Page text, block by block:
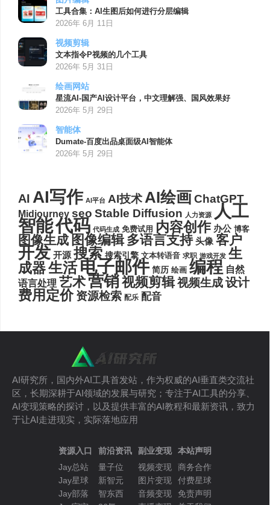
工具合集：AI生图后如何进行分层编辑
2026年 6月 11日
视频剪辑
文本指令P视频的几个工具
2026年 5月 31日
绘画网站
星流AI-国产AI设计平台，中文理解强、国风效果好
2026年 5月 29日
智能体
Dumate-百度出品桌面级AI智能体
2026年 5月 29日
AI AI写作 AI平台 AI技术AI绘画ChatGPT
Midjourney seo Stable Diffusion 人力资源 人工
智能代码 代码生成 免费试用 内容创作 办公 博客
图像生成 图像编辑 多语言支持 头像 客户
开发 开源 搜索 搜索引擎 文本转语音 求职 游戏开发 生
成器生活电子邮件 简历 绘画 编程 自然
语言处理 艺术营销视频剪辑视频生成设计
费用定价 资源检索 配乐 配音
AI研究所，国内外AI工具首发站，作为权威的AI垂直类交流社
区，长期深耕于AI领域的发展与研究；专注于AI工具的分享、
AI变现策略的探讨，以及提供丰富的AI教程和最新资讯，致力
于让AI走进现实，实际落地应用
资源入口
Jay总站
Jay星球
Jay部落
前沿资讯
量子位
新智元
智东西
副业变现
视频变现
图片变现
音频变现
本站声明
商务合作
付费星球
免责声明